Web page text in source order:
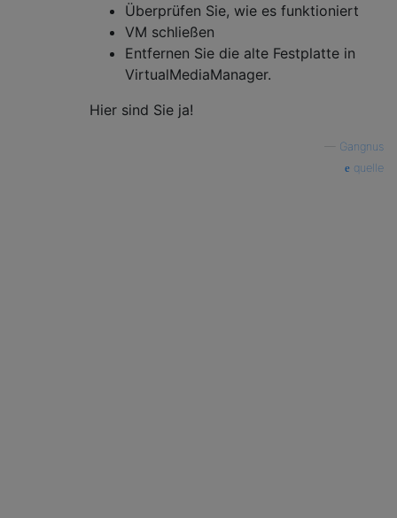
Überprüfen Sie, wie es funktioniert
VM schließen
Entfernen Sie die alte Festplatte in
VirtualMediaManager.
Hier sind Sie ja!
Gangnus
quelle